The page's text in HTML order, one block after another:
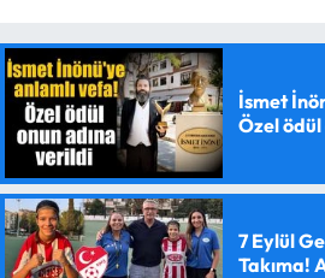
İsmet
Özel
7 Eylül
Takıma!